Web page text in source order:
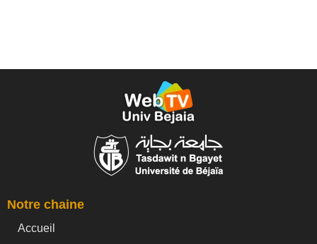
Notre chaine
Accueil